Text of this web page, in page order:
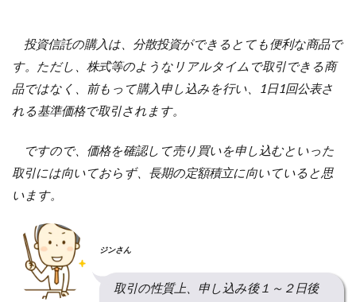
投資信託の購入は、分散投資ができるとても便利な商品で
す。ただし、株式等のようなリアルタイムで取引できる商
品ではなく、前もって購入申し込みを行い、1日1回公表さ
れる基準価格で取引されます。
ですので、価格を確認して売り買いを申し込むといった
取引には向いておらず、長期の定額積立に向いていると思
います。
ジンさん
取引の性質上、申し込み後１～２日後